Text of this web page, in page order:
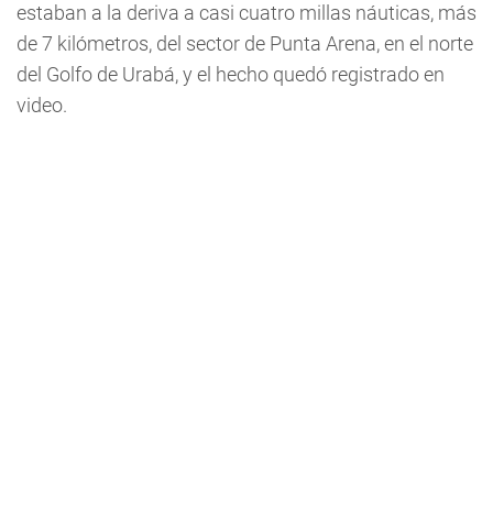
estaban a la deriva a casi cuatro millas náuticas, más
de 7 kilómetros, del sector de Punta Arena, en el norte
del Golfo de Urabá, y el hecho quedó registrado en
video.